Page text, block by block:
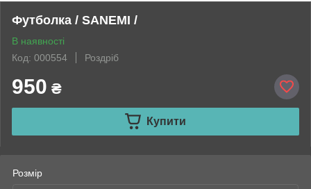
Футболка / SANEMI /
В наявності
Код: 000554
Роздріб
950 ₴
Купити
Розмір